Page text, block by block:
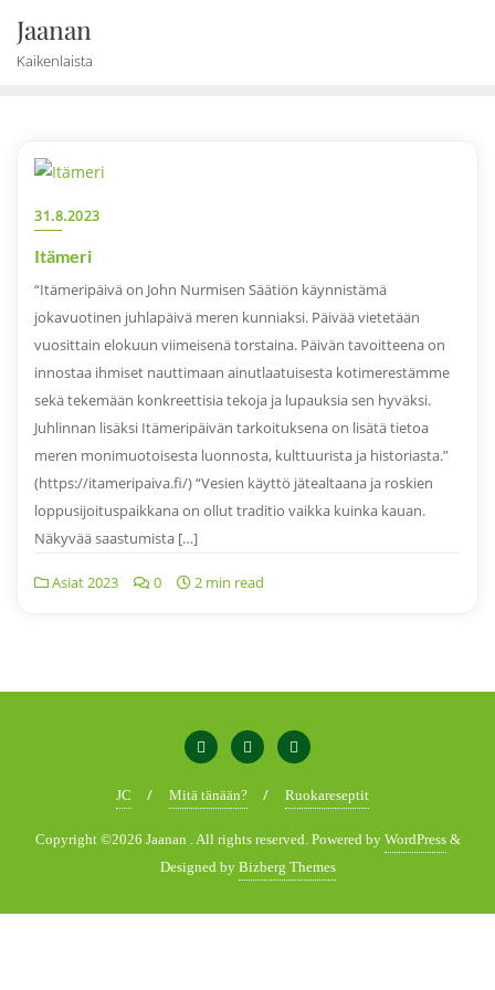
content
Jaanan
Kaikenlaista
31.8.2023
Itämeri
“Itämeripäivä on John Nurmisen Säätiön käynnistämä
jokavuotinen juhlapäivä meren kunniaksi. Päivää vietetään
vuosittain elokuun viimeisenä torstaina. Päivän tavoitteena on
innostaa ihmiset nauttimaan ainutlaatuisesta kotimerestämme
sekä tekemään konkreettisia tekoja ja lupauksia sen hyväksi.
Juhlinnan lisäksi Itämeripäivän tarkoituksena on lisätä tietoa
meren monimuotoisesta luonnosta, kulttuurista ja historiasta.”
(https://itameripaiva.fi/) “Vesien käyttö jätealtaana ja roskien
loppusijoituspaikkana on ollut traditio vaikka kuinka kauan.
Näkyvää saastumista […]
Asiat 2023 0 2 min read
JC Mitä tänään? Ruokareseptit
Copyright ©2026 Jaanan . All rights reserved. Powered by WordPress &
Designed by Bizberg Themes